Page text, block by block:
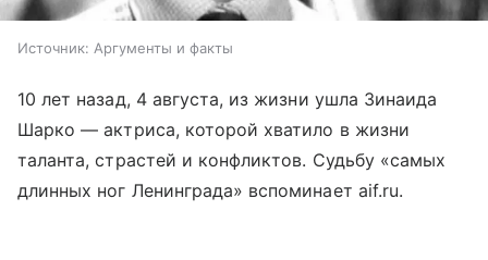
Источник: Аргументы и факты
10 лет назад, 4 августа, из жизни ушла Зинаида
Шарко — актриса, которой хватило в жизни
таланта, страстей и конфликтов. Судьбу «самых
длинных ног Ленинграда» вспоминает aif.ru.